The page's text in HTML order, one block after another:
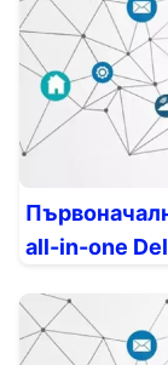
all-in-one